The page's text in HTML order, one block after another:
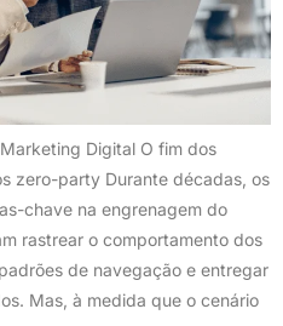
Digital O fim dos
zero-party Durante décadas, os
chave na engrenagem do
rastrear o comportamento dos
de navegação e entregar
Mas, à medida que o cenário